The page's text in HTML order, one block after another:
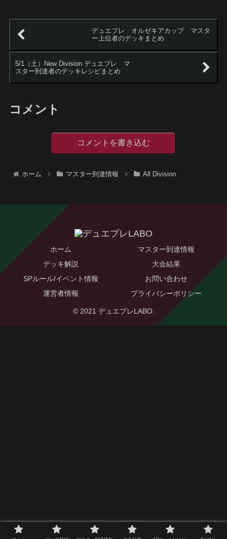
デュエプレ オルゼキアカップ マスタ
ー上位者のデッキまとめ
5/1（土）New Division デュエプレ マ
スター到達者のデッキレシピまとめ
コメント
コメントを書き込む
ホーム マスター到達情報 All Division
ホーム
マスター到達情報
デッキ解説
大会結果
SPルール/イベント情報
お問い合わせ
運営者情報
プライバシーポリシー
© 2021 デュエプレLABO.